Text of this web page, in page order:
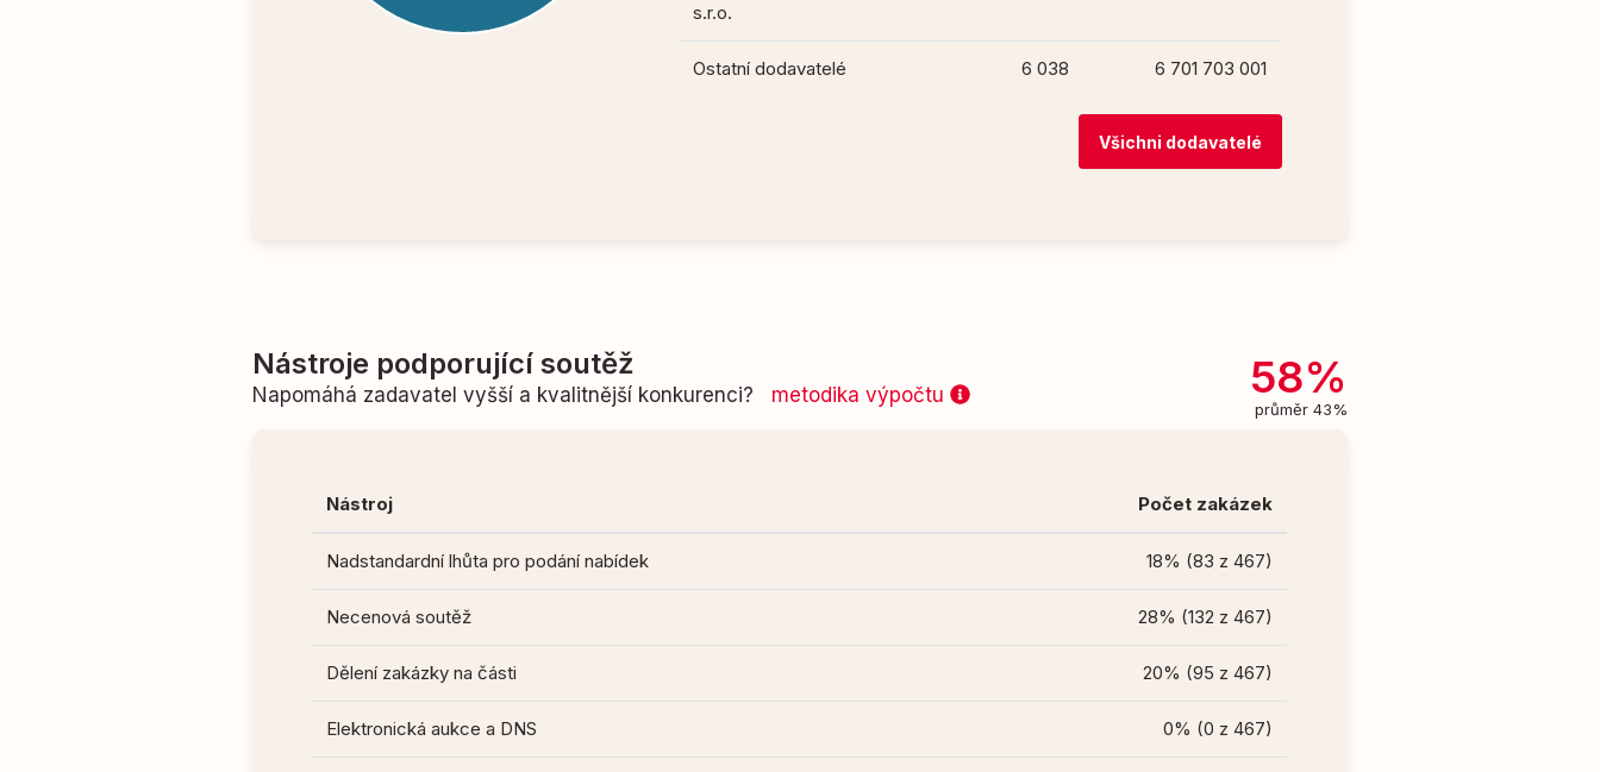
s.r.o.
Ostatní dodavatelé 6 038 6 701 703 001
Všichni dodavatelé
Nástroje podporující soutěž
Napomáhá zadavatel vyšší a kvalitnější konkurenci? metodika výpočtu 58%
průměr 43%
Nástroj Počet zakázek
Nadstandardní lhůta pro podání nabídek 18% (83 z 467)
Necenová soutěž 28% (132 z 467)
Dělení zakázky na části 20% (95 z 467)
Elektronická aukce a DNS 0% (0 z 467)